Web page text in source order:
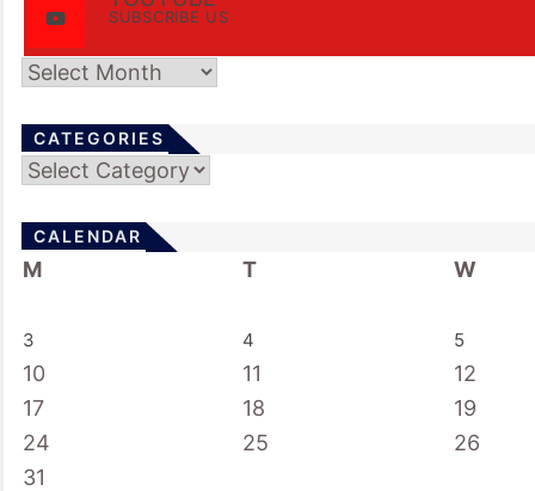
SUBSCRIBE US
Archives
CATEGORIES
Categories
CALENDAR
M T W
3 4 5
10 11
12
17
18
19
24
25
26
31